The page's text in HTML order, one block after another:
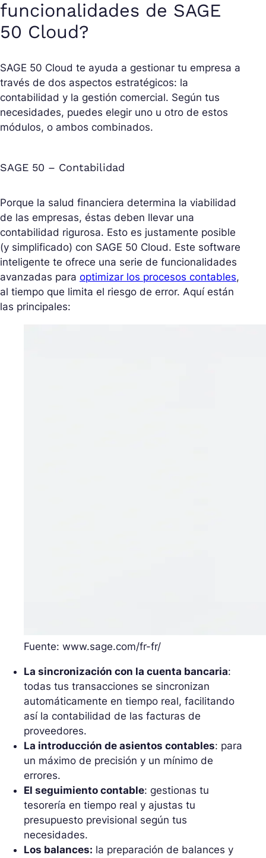
funcionalidades de SAGE
50 Cloud?
SAGE 50 Cloud te ayuda a gestionar tu empresa a
través de dos aspectos estratégicos: la
contabilidad y la gestión comercial. Según tus
necesidades, puedes elegir uno u otro de estos
módulos, o ambos combinados.
SAGE 50 – Contabilidad
Porque la salud financiera determina la viabilidad
de las empresas, éstas deben llevar una
contabilidad rigurosa. Esto es justamente posible
(y simplificado) con SAGE 50 Cloud. Este software
inteligente te ofrece una serie de funcionalidades
avanzadas para optimizar los procesos contables,
al tiempo que limita el riesgo de error. Aquí están
las principales:
Fuente: www.sage.com/fr-fr/
La sincronización con la cuenta bancaria:
todas tus transacciones se sincronizan
automáticamente en tiempo real, facilitando
así la contabilidad de las facturas de
proveedores.
La introducción de asientos contables: para
un máximo de precisión y un mínimo de
errores.
El seguimiento contable: gestionas tu
tesorería en tiempo real y ajustas tu
presupuesto previsional según tus
necesidades.
Los balances: la preparación de balances y